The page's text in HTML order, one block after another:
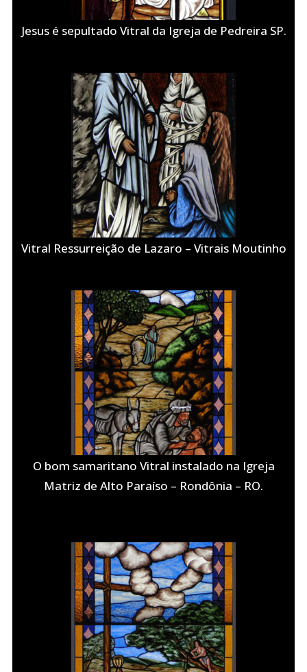
Jesus é sepultado Vitral da Igreja de Pedreira SP.
Vitral Ressurreição de Lazaro – Vitrais Moutinho
O bom samaritano Vitral instalado na Igreja
Matriz de Alto Paraíso – Rondônia – RO.